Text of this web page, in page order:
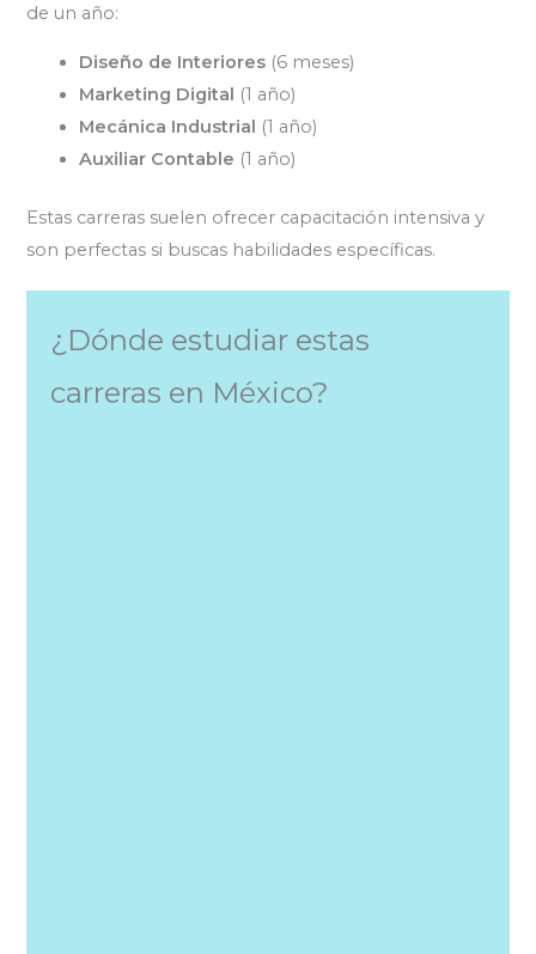
de un año:
Diseño de Interiores (6 meses)
Marketing Digital (1 año)
Mecánica Industrial (1 año)
Auxiliar Contable (1 año)
Estas carreras suelen ofrecer capacitación intensiva y
son perfectas si buscas habilidades específicas.
¿Dónde estudiar estas
carreras en México?